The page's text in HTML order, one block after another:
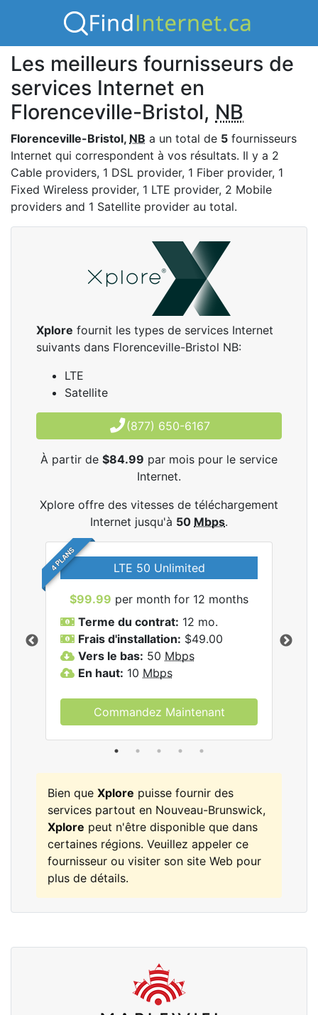
Les meilleurs fournisseurs de
services Internet en
Florenceville-Bristol, NB
Florenceville-Bristol, NB a un total de 5 fournisseurs
Internet qui correspondent à vos résultats. Il y a 2
Cable providers, 1 DSL provider, 1 Fiber provider, 1
Fixed Wireless provider, 1 LTE provider, 2 Mobile
providers and 1 Satellite provider au total.
Xplore fournit les types de services Internet
suivants dans Florenceville-Bristol NB:
LTE
Satellite
(877) 650-6167
À partir de $84.99 par mois pour le service
Internet.
Xplore offre des vitesses de téléchargement
Internet jusqu'à 50 Mbps.
4 PLANS LTE 50 Unlimited
$99.99 per month for 12 months
Terme du contrat: 12 mo.
Frais d'installation: $49.00
Vers le bas: 50 Mbps
En haut: 10 Mbps
Commandez Maintenant
Bien que Xplore puisse fournir des
services partout en Nouveau-Brunswick,
Xplore peut n'être disponible que dans
certaines régions. Veuillez appeler ce
fournisseur ou visiter son site Web pour
plus de détails.